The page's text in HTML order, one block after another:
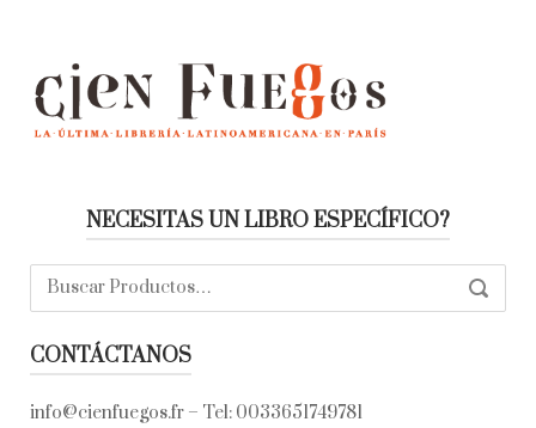
NECESITAS UN LIBRO ESPECÍFICO?
Buscar:
CONTÁCTANOS
info@cienfuegos.fr – Tel: 0033651749781